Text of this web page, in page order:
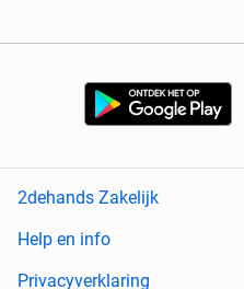
2dehands Zakelijk
Help en info
Privacyverklaring